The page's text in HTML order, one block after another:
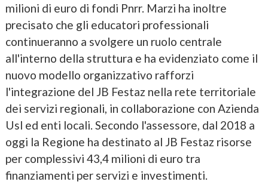
milioni di euro di fondi Pnrr. Marzi ha inoltre
precisato che gli educatori professionali
continueranno a svolgere un ruolo centrale
all'interno della struttura e ha evidenziato come il
nuovo modello organizzativo rafforzi
l'integrazione del JB Festaz nella rete territoriale
dei servizi regionali, in collaborazione con Azienda
Usl ed enti locali. Secondo l'assessore, dal 2018 a
oggi la Regione ha destinato al JB Festaz risorse
per complessivi 43,4 milioni di euro tra
finanziamenti per servizi e investimenti.